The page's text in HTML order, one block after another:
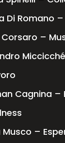
Di Romano
Corsaro –
Cagnina –
Musco –